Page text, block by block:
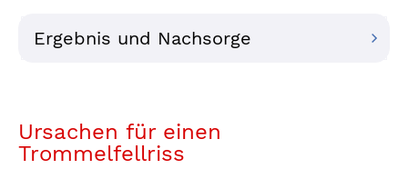
Ergebnis und Nachsorge
Ursachen für einen
Trommelfellriss